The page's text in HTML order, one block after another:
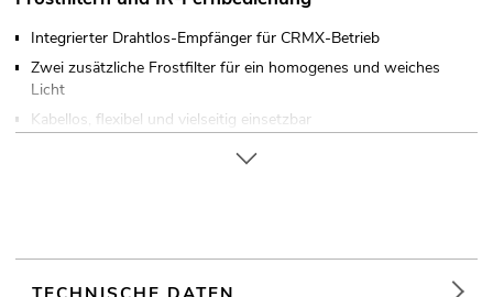
Integrierter Drahtlos-Empfänger für CRMX-Betrieb
Zwei zusätzliche Frostfilter für ein homogenes und weiches
Licht
Kabellos, flexibel und vielseitig einsetzbar
Betriebsdauer bis zu 9h je nach verwendetem Programm
Notbeleuchtungsfunktion bei Stromausfall; Farbmischung